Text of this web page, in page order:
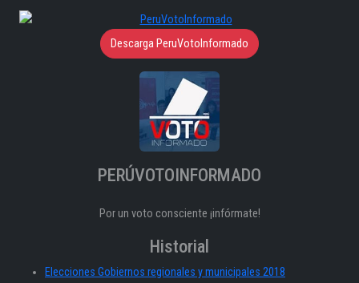
Descarga PeruVotoInformado
PERÚVOTOINFORMADO
Por un voto consciente ¡infórmate!
Historial
Elecciones Gobiernos regionales y municipales 2018